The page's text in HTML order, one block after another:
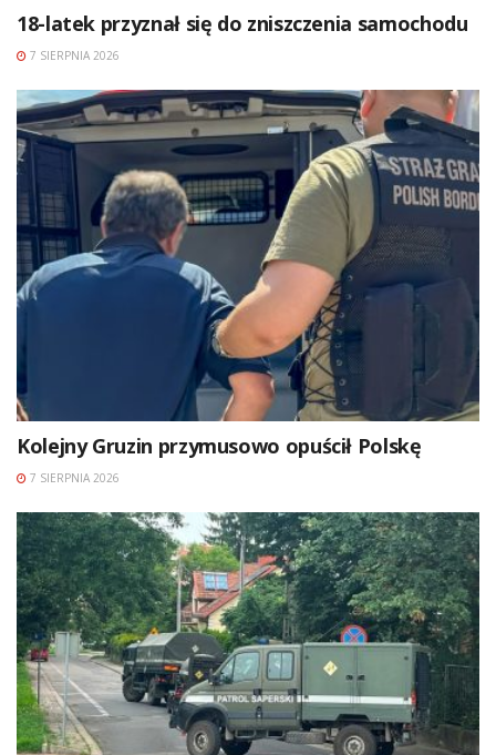
18-latek przyznał się do zniszczenia samochodu
7 SIERPNIA 2026
Kolejny Gruzin przymusowo opuścił Polskę
7 SIERPNIA 2026